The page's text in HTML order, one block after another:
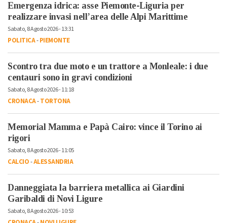
Emergenza idrica: asse Piemonte-Liguria per
realizzare invasi nell’area delle Alpi Marittime
Sabato, 8 Agosto 2026 - 13:31
POLITICA-PIEMONTE
Scontro tra due moto e un trattore a Monleale: i due
centauri sono in gravi condizioni
Sabato, 8 Agosto 2026 - 11:18
CRONACA-TORTONA
Memorial Mamma e Papà Cairo: vince il Torino ai
rigori
Sabato, 8 Agosto 2026 - 11:05
CALCIO-ALESSANDRIA
Danneggiata la barriera metallica ai Giardini
Garibaldi di Novi Ligure
Sabato, 8 Agosto 2026 - 10:53